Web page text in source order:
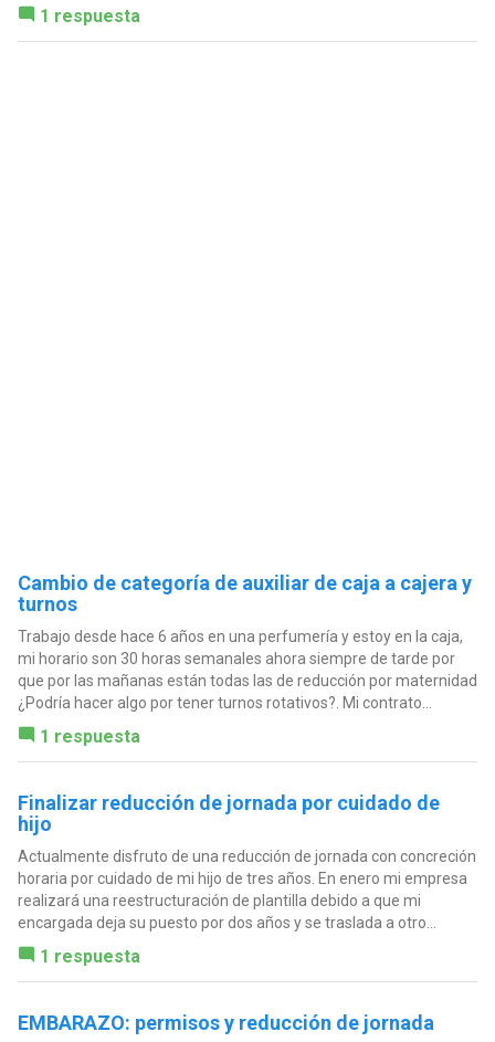
1 respuesta
Cambio de categoría de auxiliar de caja a cajera y
turnos
Trabajo desde hace 6 años en una perfumería y estoy en la caja,
mi horario son 30 horas semanales ahora siempre de tarde por
que por las mañanas están todas las de reducción por maternidad
¿Podría hacer algo por tener turnos rotativos?. Mi contrato...
1 respuesta
Finalizar reducción de jornada por cuidado de
hijo
Actualmente disfruto de una reducción de jornada con concreción
horaria por cuidado de mi hijo de tres años. En enero mi empresa
realizará una reestructuración de plantilla debido a que mi
encargada deja su puesto por dos años y se traslada a otro...
1 respuesta
EMBARAZO: permisos y reducción de jornada